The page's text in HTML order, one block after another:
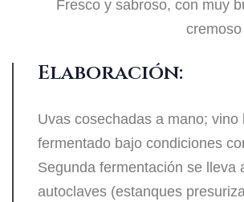
Fresco y sabroso, con muy
Elaboración:
Uvas cosechadas a mano; vino
fermentado bajo condiciones
Segunda fermentación se lleva
autoclaves (estanques